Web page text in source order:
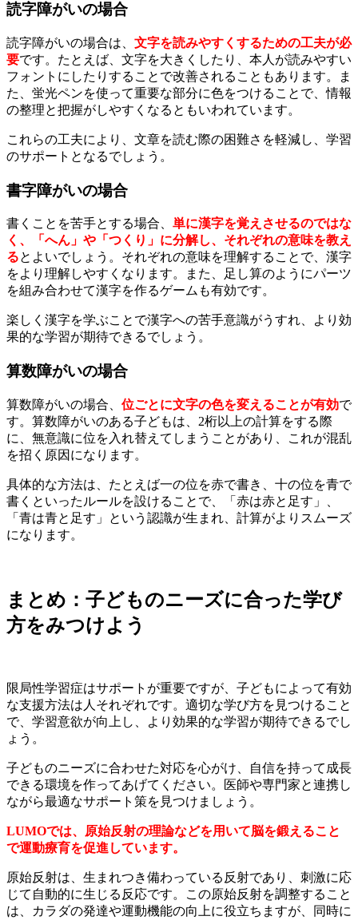
読字障がいの場合
読字障がいの場合は、 文字を読みやすくするための工夫が必
要です。たとえば、文字を大きくしたり、本人が読みやすい
フォントにしたりすることで改善されることもあります。ま
た、蛍光ペンを使って重要な部分に色をつけることで、情報
の整理と把握がしやすくなるともいわれています。
これらの工夫により、文章を読む際の困難さを軽減し、学習
のサポートとなるでしょう。
書字障がいの場合
書くことを苦手とする場合、 単に漢字を覚えさせるのではな
く、「へん」や「つくり」に分解し、それぞれの意味を教え
るとよいでしょう。それぞれの意味を理解することで、漢字
をより理解しやすくなります。また、足し算のようにパーツ
を組み合わせて漢字を作るゲームも有効です。
楽しく漢字を学ぶことで漢字への苦手意識がうすれ、より効
果的な学習が期待できるでしょう。
算数障がいの場合
算数障がいの場合、 位ごとに文字の色を変えることが有効で
す。算数障がいのある子どもは、2桁以上の計算をする際
に、無意識に位を入れ替えてしまうことがあり、これが混乱
を招く原因になります。
具体的な方法は、たとえば一の位を赤で書き、十の位を青で
書くといったルールを設けることで、「赤は赤と足す」、
「青は青と足す」という認識が生まれ、計算がよりスムーズ
になります。
まとめ：子どものニーズに合った学び
方をみつけよう
限局性学習症はサポートが重要ですが、子どもによって有効
な支援方法は人それぞれです。適切な学び方を見つけること
で、学習意欲が向上し、より効果的な学習が期待できるでし
ょう。
子どものニーズに合わせた対応を心がけ、自信を持って成長
できる環境を作ってあげてください。医師や専門家と連携し
ながら最適なサポート策を見つけましょう。
LUMOでは、原始反射の理論などを用いて脳を鍛えること
で運動療育を促進しています。
原始反射は、生まれつき備わっている反射であり、刺激に応
じて自動的に生じる反応です。この原始反射を調整すること
は、カラダの発達や運動機能の向上に役立ちますが、同時に